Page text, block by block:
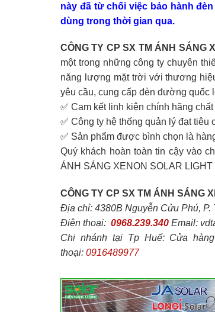
này đã từ chối việc bảo hành
dùng trong thời gian qua.
CÔNG TY CP SX TM ÁNH SÁNG
một trong những công ty chuyên
năng lượng mặt trời với thương
yêu cầu, cung cấp đèn đường
✅ Cam kết linh kiện chính hãng
✅ Công ty hệ thống quản lý đạt tiêu
✅ Sản phẩm được bình chọn là
Quý khách hoàn toàn tin cậy vào
ÁNH SÁNG XENON SOLAR
CÔNG TY CP SX TM ÁNH SÁNG
Địa chỉ: 4380B Nguyễn Cửu Phú, P.
Điện thoại: 0968.239.340 Email:
Chi nhánh tại Tp Huế: Cửa
thoại: 0916489977